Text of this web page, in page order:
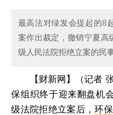
最高法对绿发会提起的8
案作出裁定，撤销宁夏高
级人民法院拒绝立案的民
【财新网】（记者 张
保组织终于迎来翻盘机
级法院拒绝立案后，环